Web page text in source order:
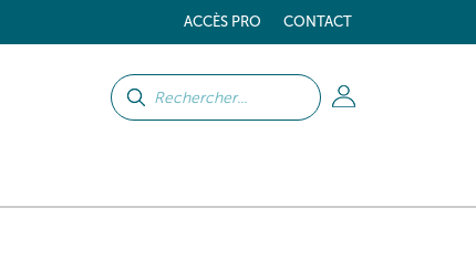
ACCÈS PRO CONTACT